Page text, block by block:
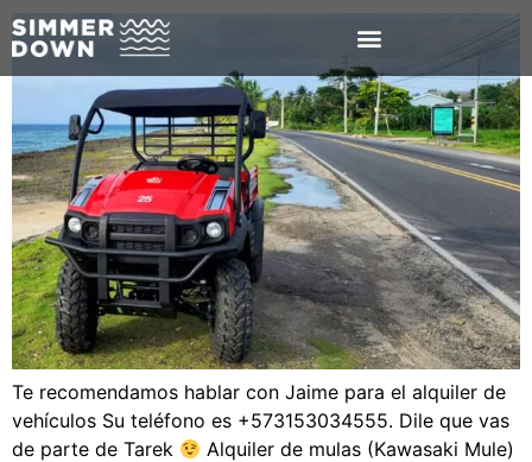
Te recomendamos hablar con Jaime para el alquiler de
vehículos Su teléfono es +573153034555. Dile que vas
de parte de Tarek
Alquiler de mulas (Kawasaki Mule)